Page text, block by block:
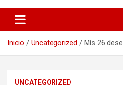
Inicio Uncategorized Mís 26
UNCATEGORIZED